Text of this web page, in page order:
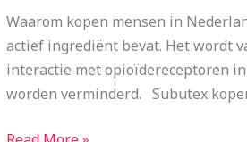
Waarom kopen mensen in
actief ingrediënt bevat. Het wordt
interactie met opioïdereceptoren
worden verminderd. Subutex
Nederland
Subutex?